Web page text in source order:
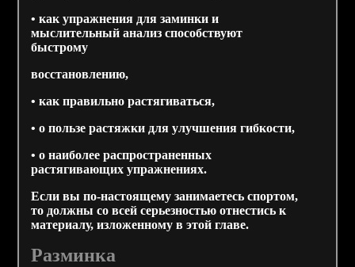
• как упражнения для заминки и
мыслительный анализ способствуют
быстрому
восстановлению,
• как правильно растягиваться,
• о пользе растяжки для улучшения гибкости,
• о наиболее распространенных
растягивающих упражнениях.
Если вы по-настоящему занимаетесь спортом,
то должны со всей серьезностью отнестись к
материалу, изложенному в этой главе.
Разминка